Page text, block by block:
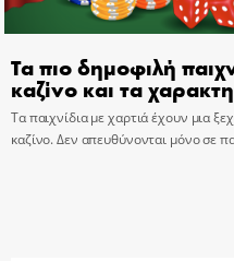
Τα πιο δημοφιλή
καζίνο και τα
Τα παιχνίδια με χαρτιά έχουν μια
καζίνο. Δεν απευθύνονται μόνο σε